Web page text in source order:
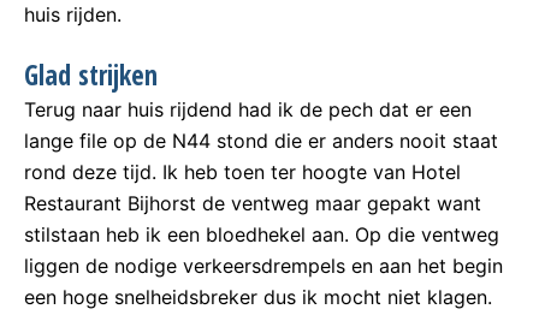
huis rijden.
Glad strijken
Terug naar huis rijdend had ik de pech dat er een
lange file op de N44 stond die er anders nooit staat
rond deze tijd. Ik heb toen ter hoogte van Hotel
Restaurant Bijhorst de ventweg maar gepakt want
stilstaan heb ik een bloedhekel aan. Op die ventweg
liggen de nodige verkeersdrempels en aan het begin
een hoge snelheidsbreker dus ik mocht niet klagen.